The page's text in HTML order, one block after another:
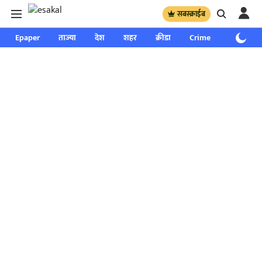
सबस्क्राईब
Epaper ताज्या देश शहर क्रीडा Crime साप्ताहिक